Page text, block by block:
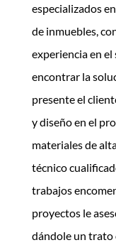
especializados
de inmuebles,
experiencia en
encontrar la
presente el
y diseño en el
materiales de
técnico
trabajos
proyectos le
dándole un trato